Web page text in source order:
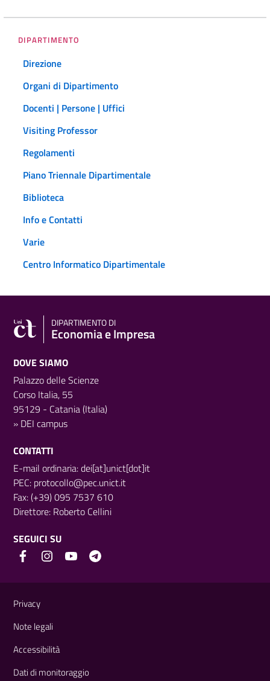
DIPARTIMENTO
Direzione
Organi di Dipartimento
Docenti | Persone | Uffici
Visiting Professor
Regolamenti
Piano Triennale Dipartimentale
Biblioteca
Info e Contatti
Varie
Centro Informatico Dipartimentale
DIPARTIMENTO DI
Economia e Impresa
DOVE SIAMO
Palazzo delle Scienze
Corso Italia, 55
95129 - Catania (Italia)
» DEI campus
CONTATTI
E-mail ordinaria: dei[at]unict[dot]it
PEC: protocollo@pec.unict.it
Fax: (+39) 095 7537 610
Direttore: Roberto Cellini
SEGUICI SU
Privacy
Note legali
Accessibilità
Dati di monitoraggio